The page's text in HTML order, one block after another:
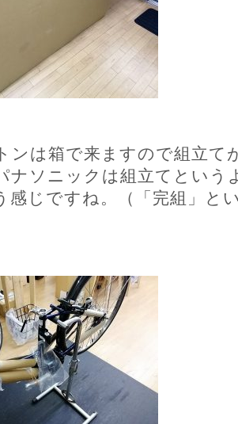
ンは箱で来ますので組立て
ナソニックは組立てという
感じですね。（「完組」と